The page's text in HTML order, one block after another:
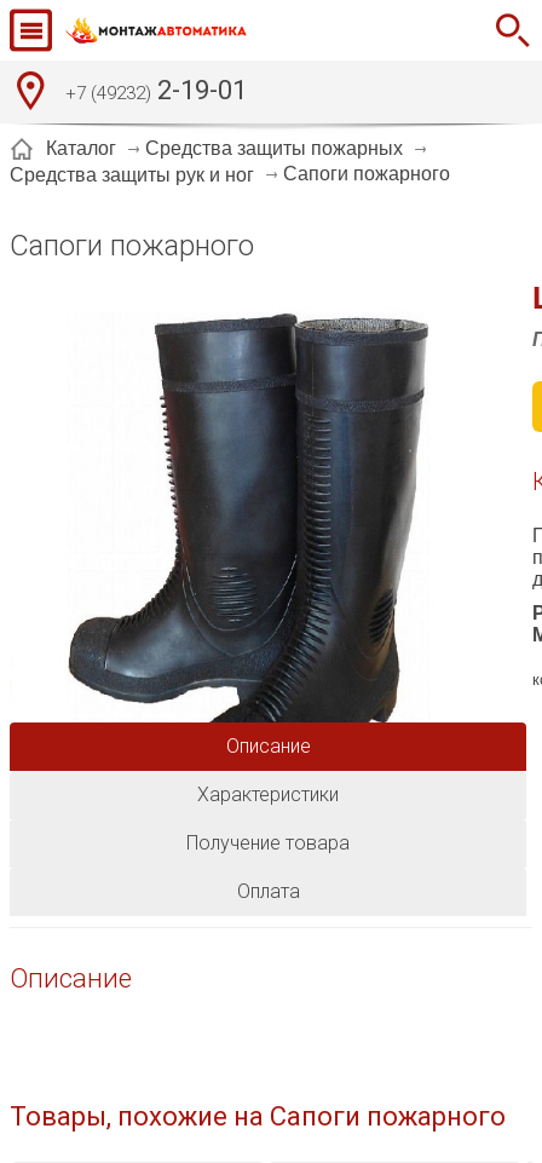
+7 (49232) 2-19-01
Каталог
Средства защиты пожарных
Средства защиты рук и ног
Сапоги пожарного
Сапоги пожарного
Описание
Характеристики
Получение товара
Оплата
Описание
Товары, похожие на Сапоги пожарного